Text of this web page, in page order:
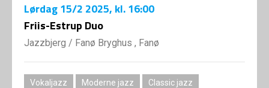
Lørdag15/2 2025, kl. 16:00
Friis-Estrup Duo
Jazzbjerg / Fanø Bryghus , Fanø
Vokaljazz Moderne jazz Classic jazz